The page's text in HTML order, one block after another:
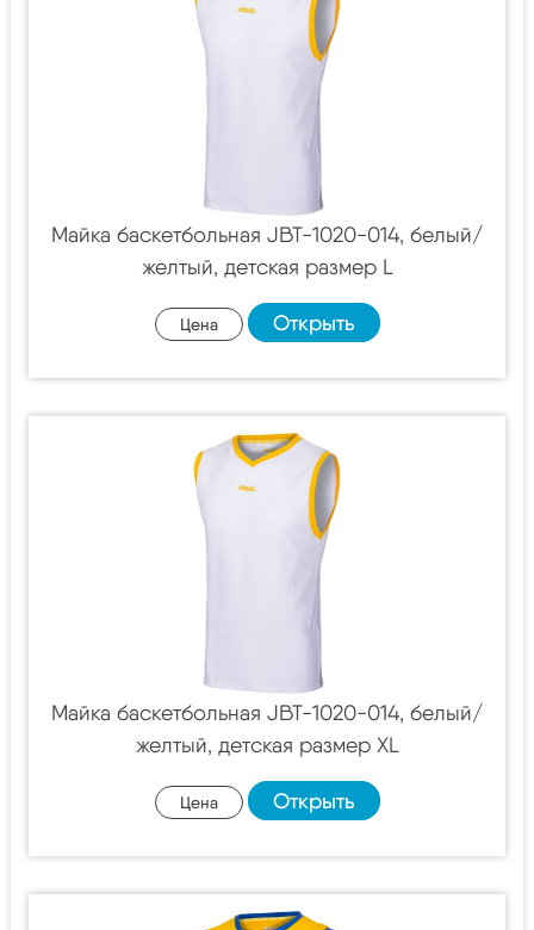
Майка баскетбольная JBT-1020-014, белый/
желтый, детская размер L
Цена Открыть
Майка баскетбольная JBT-1020-014, белый/
желтый, детская размер XL
Цена Открыть